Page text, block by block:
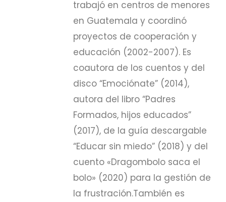
trabajó en centros de menores
en Guatemala y coordinó
proyectos de cooperación y
educación (2002-2007). Es
coautora de los cuentos y del
disco “Emociónate” (2014),
autora del libro “Padres
Formados, hijos educados”
(2017), de la guía descargable
“Educar sin miedo” (2018) y del
cuento «Dragombolo saca el
bolo» (2020) para la gestión de
la frustración.También es